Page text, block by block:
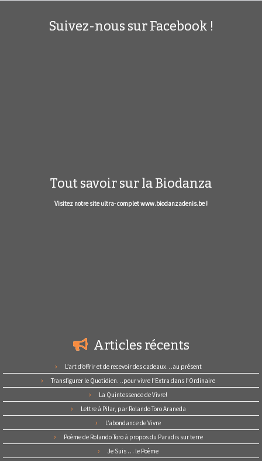
Suivez-nous sur Facebook !
Tout savoir sur la Biodanza
Visitez notre site ultra- complet www.biodanzadenis.be !
Articles récents
L’art d’offrir et de recevoir des cadeaux…au présent
Transfigurer le Quotidien…pour vivre l’Extra dans l’Ordinaire
La Quintessence de Vivre!
Lettre à Pilar, par Rolando Toro Araneda
L’abondance de Vivre
Poème de Rolando Toro à propos du Paradis sur terre
Je Suis … le Poème